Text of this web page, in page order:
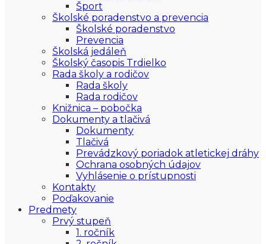
Šport
Školské poradenstvo a prevencia
Školské poradenstvo
Prevencia
Školská jedáleň
Školský časopis Trdielko
Rada školy a rodičov
Rada školy
Rada rodičov
Knižnica – pobočka
Dokumenty a tlačivá
Dokumenty
Tlačivá
Prevádzkový poriadok atletickej dráhy
Ochrana osobných údajov
Vyhlásenie o prístupnosti
Kontakty
Poďakovanie
Predmety
Prvý stupeň
1. ročník